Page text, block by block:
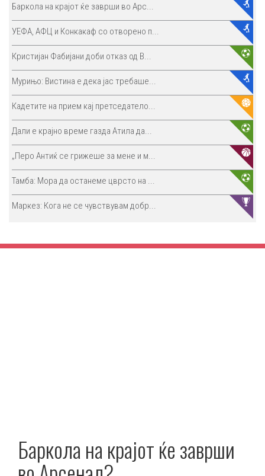
Баркола на крајот ќе заврши во Арс...
УЕФА, АФЦ и Конкакаф со отворено п...
Кристијан Фабијани доби отказ од В...
Мурињо: Вистина е дека јас требаше...
Кадетите на прием кај претседатело...
Дали е крајно време газда Атила да...
„Перо Антиќ се грижеше за мене и м...
Тамба: Мора да останеме цврсто на ...
Маркез: Кога не се чувствувам добр...
Баркола на крајот ќе заврши